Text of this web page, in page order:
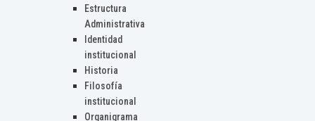
Estructura
Administrativa
Identidad
institucional
Historia
Filosofía
institucional
Organigrama